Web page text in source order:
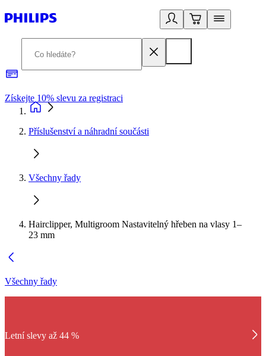
Získejte 10% slevu za registraci
Příslušenství a náhradní součásti
Všechny řady
Hairclipper, Multigroom Nastavitelný hřeben na vlasy 1–
23 mm
Všechny řady
Letní slevy až 44 %